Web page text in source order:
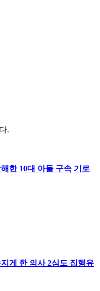
.
한 10대 아들 구속 기로
게 한 의사 2심도 집행유